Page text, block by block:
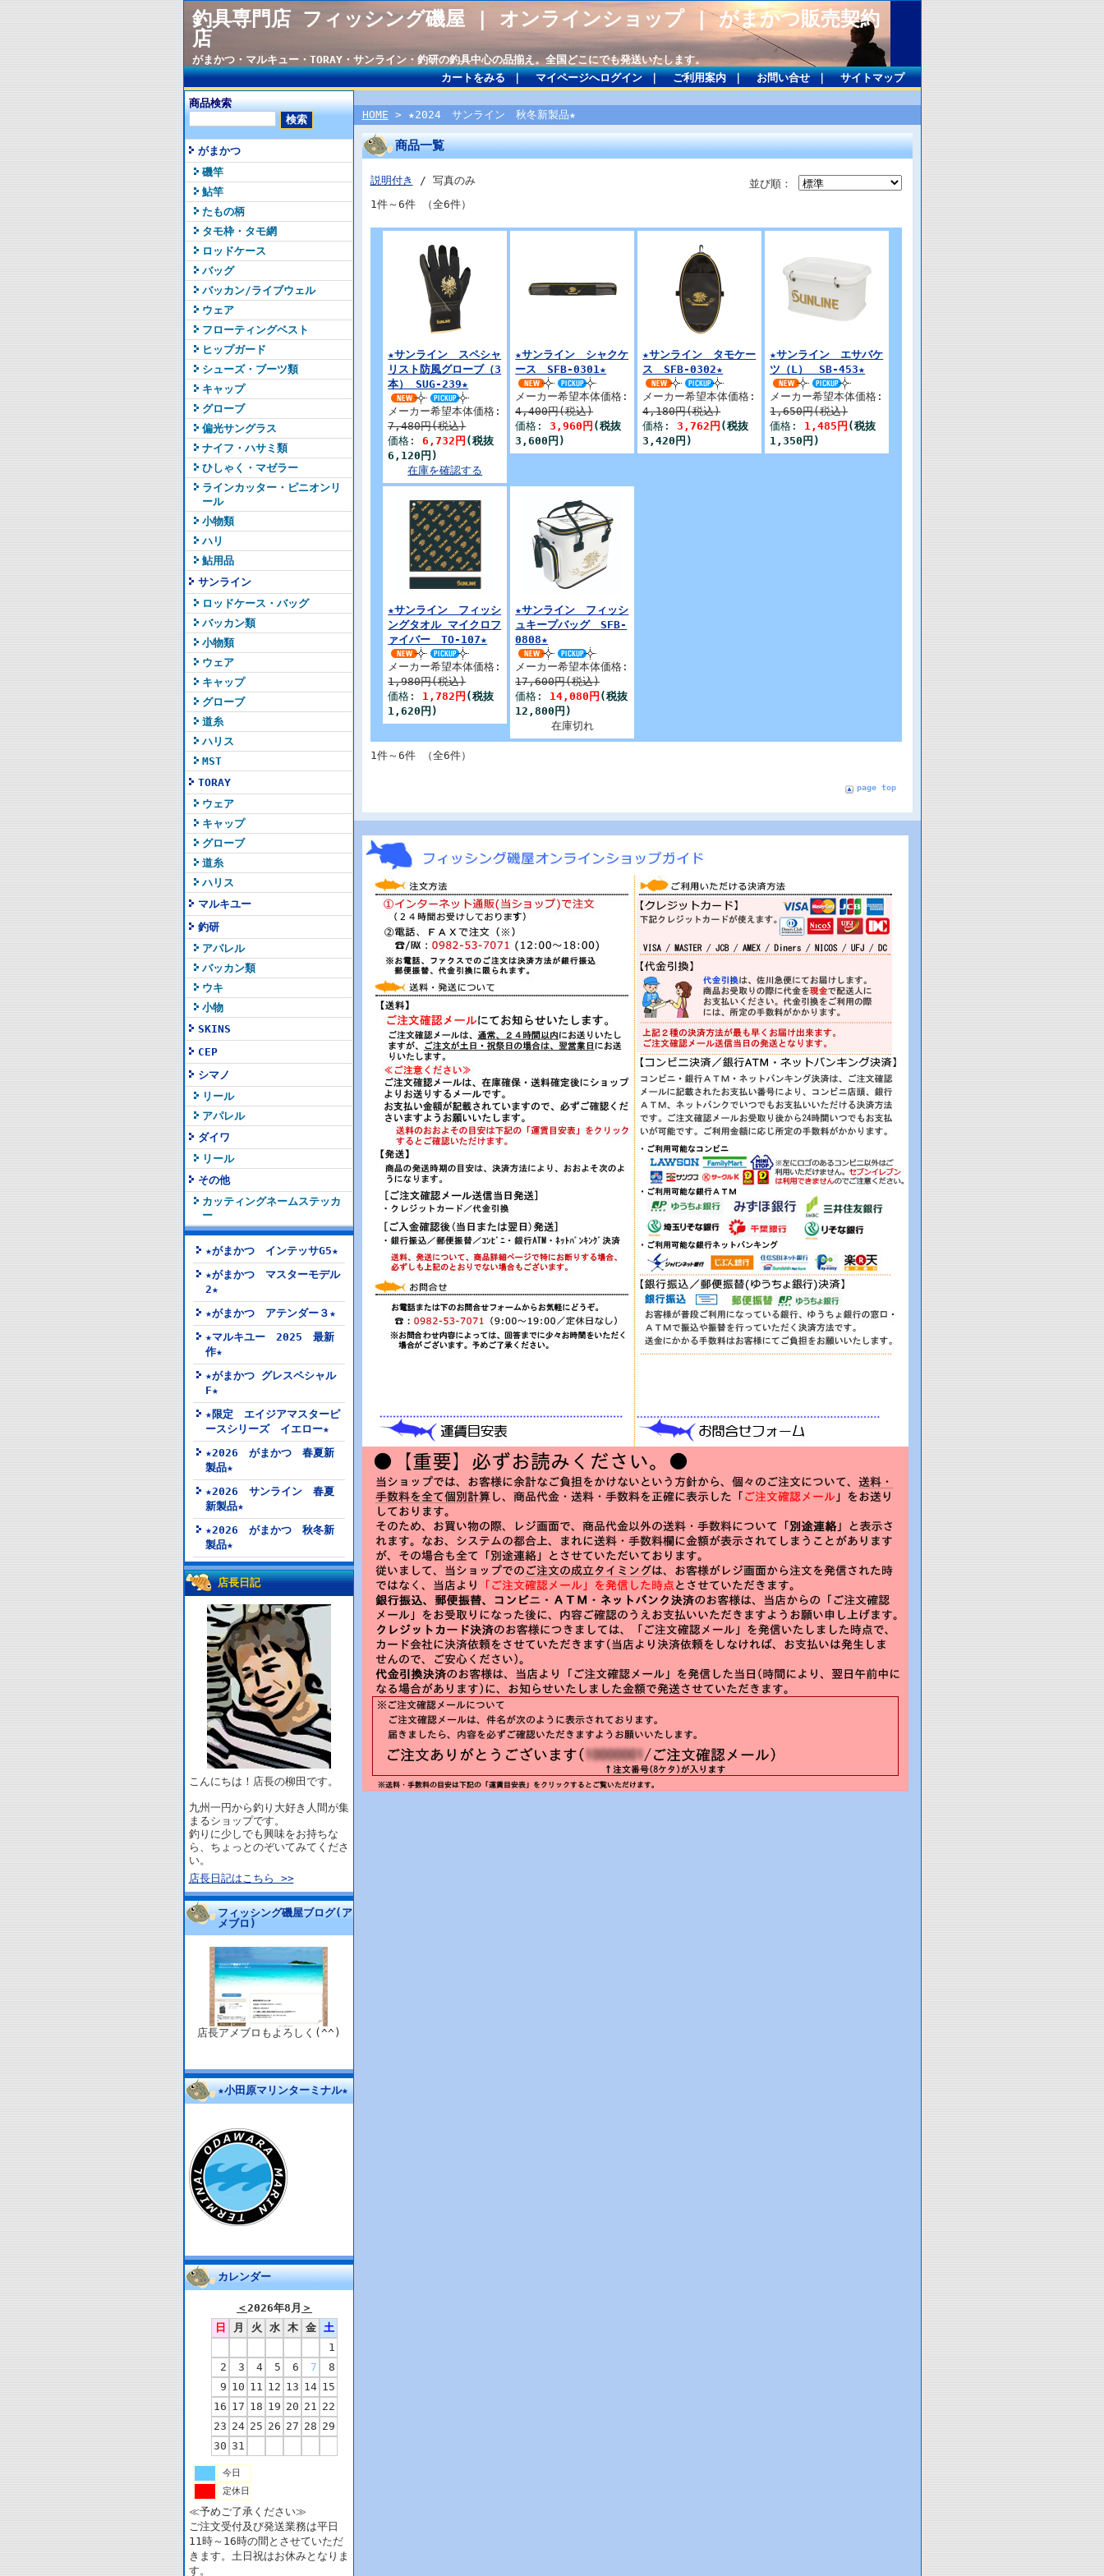
釣具専門店 フィッシング磯屋 | オンラインショップ | がまかつ販売契約
店
がまかつ・マルキュー・TORAY・サンライン・釣研の釣具中心の品揃え。全国どこにでも発送いたします。
カートをみる｜ マイページへログイン｜ ご利用案内｜ お問い合せ｜ サイトマップ
商品検索
がまかつ
磯竿
鮎竿
たもの柄
タモ枠・タモ網
ロッドケース
バッグ
バッカン/ライブウェル
ウェア
フローティングベスト
ヒップガード
シューズ・ブーツ類
キャップ
グローブ
偏光サングラス
ナイフ・ハサミ類
ひしゃく・マゼラー
ラインカッター・ピニオンリ
ール
小物類
ハリ
鮎用品
サンライン
ロッドケース・バッグ
バッカン類
小物類
ウェア
キャップ
グローブ
道糸
ハリス
MST
TORAY
ウェア
キャップ
グローブ
道糸
ハリス
マルキユー
釣研
アパレル
バッカン類
ウキ
小物
SKINS
CEP
シマノ
リール
アパレル
ダイワ
リール
その他
カッティングネームステッカ
ー
★がまかつ インテッサG5★
★がまかつ マスターモデル
2★
★がまかつ アテンダー３★
★マルキユー 2025 最新
作★
★がまかつ グレスペシャル
F★
★限定 エイジアマスターピ
ースシリーズ イエロー★
★2026 がまかつ 春夏新
製品★
★2026 サンライン 春夏
新製品★
★2026 がまかつ 秋冬新
製品★
店長日記
こんにちは！店長の柳田です。
九州一円から釣り大好き人間が集
まるショップです。
釣りに少しでも興味をお持ちな
ら、ちょっとのぞいてみてくださ
い。
店長日記はこちら >>
フィッシング磯屋ブログ(ア
メブロ)
店長アメブロもよろしく(^^)
★小田原マリンターミナル★
カレンダー
＜2026年8月 ＞
日
月 火 水 木 金
土
1
2
3 4 5 6 7
8
9 10 11 12 13 14 15
16 17 18 19 20 21 22
23 24 25 26 27 28 29
30 31
今日
定休日
≪予めご了承ください≫
ご注文受付及び発送業務は平日
11時～16時の間とさせていただ
きます。土日祝はお休みとなりま
す。
HOME > ★2024 サンライン 秋冬新製品★
商品一覧
並び順：
説明付き
/ 写真のみ
1件～6件 （全6件）
★サンライン スペシャ
リスト防風グローブ（3
本） SUG-239★
メーカー希望本体価格:
7,480円(税込)
価格:6,732円 (税抜
6,120円)
在庫を確認する
★サンライン シャクケ
ース SFB-0301★
メーカー希望本体価格:
4,400円(税込)
価格:3,960円 (税抜
3,600円)
★サンライン タモケー
ス SFB-0302★
メーカー希望本体価格:
4,180円(税込)
価格:3,762円 (税抜
3,420円)
★サンライン エサバケ
ツ（L） SB-453★
メーカー希望本体価格:
1,650円(税込)
価格: 1,485円 (税抜
1,350円)
★サンライン フィッシ
ングタオル マイクロフ
ァイバー TO-107★
メーカー希望本体価格:
1,980円(税込)
価格: 1,782円 (税抜
1,620円)
★サンライン フィッシ
ュキープバッグ SFB-
0808★
メーカー希望本体価格:
17,600円(税込)
価格: 14,080円 (税抜
12,800円)
在庫切れ
1件～6件 （全6件）
page top